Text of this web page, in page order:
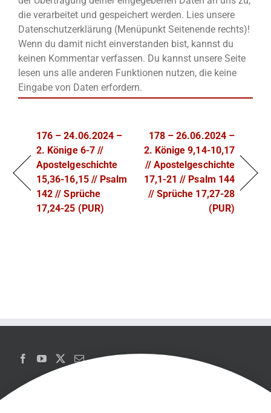
die verarbeitet und gespeichert werden. Lies unsere
Datenschutzerklärung (Menüpunkt Seitenende rechts)!
Wenn du damit nicht einverstanden bist, kannst du
keinen Kommentar verfassen. Du kannst unsere Seite
lesen uns alle anderen Funktionen nutzen, die keine
Eingabe von Daten erfordern.
176 – 24.06.2024 –
2. Könige 6-7 //
Apostelgeschichte
15,36-16,15 // Psalm
142 // Sprüche
17,24-25 (PUR)
178 – 26.06.2024 –
2. Könige 9,14-10,17
// Apostelgeschichte
17,1-21 // Psalm 144
// Sprüche 17,27-28
(PUR)